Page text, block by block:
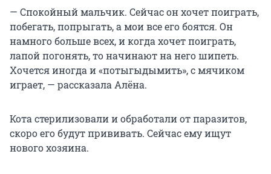
— Спокойный мальчик. Сейчас он хочет поиграть,
побегать, попрыгать, а мои все его боятся. Он
намного больше всех, и когда хочет поиграть,
лапой погонять, то начинают на него шипеть.
Хочется иногда и «потыгыдымить», с мячиком
играет, — рассказала Алёна.
Кота стерилизовали и обработали от паразитов,
скоро его будут прививать. Сейчас ему ищут
нового хозяина.